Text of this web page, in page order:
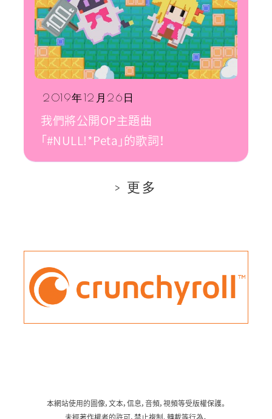
2019年12月26日
我們將公開OP主題曲
「#NULL!*Peta」的歌詞！
更多
本網站使用的圖像，文本，信息，音頻，視頻等受版權保護。